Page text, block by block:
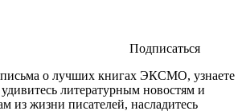
Подписаться
письма о лучших книгах ЭКСМО, узнаете
литературным новостям и
из жизни писателей, насладитесь